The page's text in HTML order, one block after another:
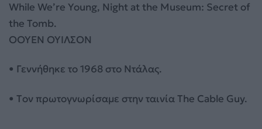
While We’re Young, Night at the Museum: Secret of
the Tomb.
ΟΟΥΕΝ ΟΥΙΛΣΟΝ
• Γεννήθηκε το 1968 στο Ντάλας.
• Τoν πρωτογνωρίσαμε στην ταινία The Cable Guy.